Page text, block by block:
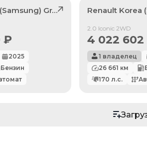
Больше
Grand Koleos , лот
₽
2025
Бензин
Renault Korea
Продан
2.0 Iconic 2WD
4 022 602
1 владелец
26 661 км
170 л.с.